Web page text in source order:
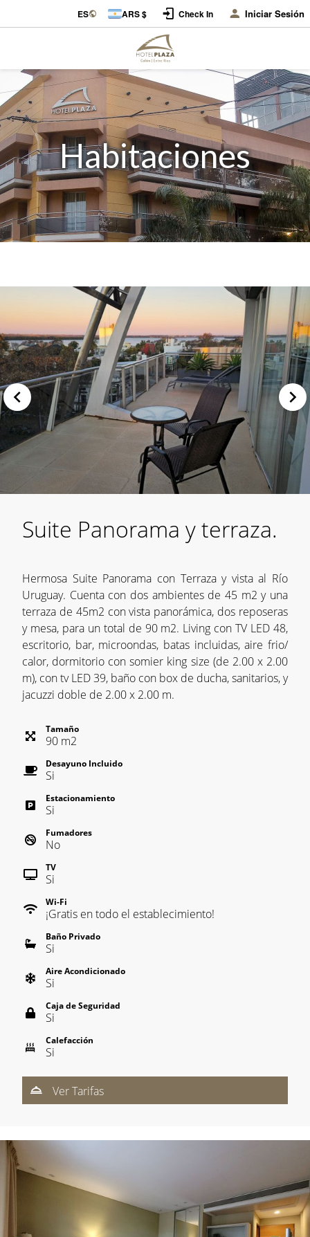
ES ARS $ Check In Iniciar Sesión
Habitaciones
Suite Panorama y terraza.
Hermosa Suite Panorama con Terraza y vista al Río
Uruguay. Cuenta con dos ambientes de 45 m2 y una
terraza de 45m2 con vista panorámica, dos reposeras
y mesa, para un total de 90 m2. Living con TV LED 48,
escritorio, bar, microondas, batas incluidas, aire frio/
calor, dormitorio con somier king size (de 2.00 x 2.00
m), con tv LED 39, baño con box de ducha, sanitarios, y
jacuzzi doble de 2.00 x 2.00 m.
Tamaño
90 m2
Desayuno Incluido
Si
Estacionamiento
Si
Fumadores
No
TV
Si
Wi-Fi
¡Gratis en todo el establecimiento!
Baño Privado
Si
Aire Acondicionado
Si
Caja de Seguridad
Si
Calefacción
Si
Ver Tarifas